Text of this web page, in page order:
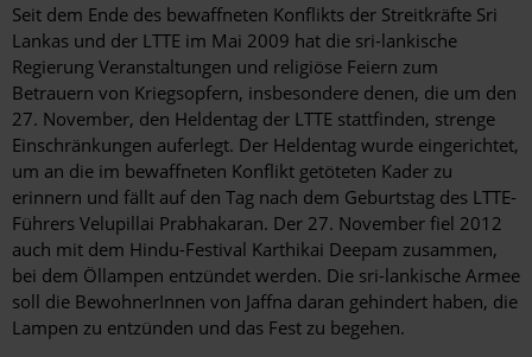
Seit dem Ende des bewaffneten Konflikts der Streitkräfte Sri
Lankas und der LTTE im Mai 2009 hat die sri-lankische
Regierung Veranstaltungen und religiöse Feiern zum
Betrauern von Kriegsopfern, insbesondere denen, die um den
27. November, den Heldentag der LTTE stattfinden, strenge
Einschränkungen auferlegt. Der Heldentag wurde eingerichtet,
um an die im bewaffneten Konflikt getöteten Kader zu
erinnern und fällt auf den Tag nach dem Geburtstag des LTTE-
Führers Velupillai Prabhakaran. Der 27. November fiel 2012
auch mit dem Hindu-Festival Karthikai Deepam zusammen,
bei dem Öllampen entzündet werden. Die sri-lankische Armee
soll die BewohnerInnen von Jaffna daran gehindert haben, die
Lampen zu entzünden und das Fest zu begehen.